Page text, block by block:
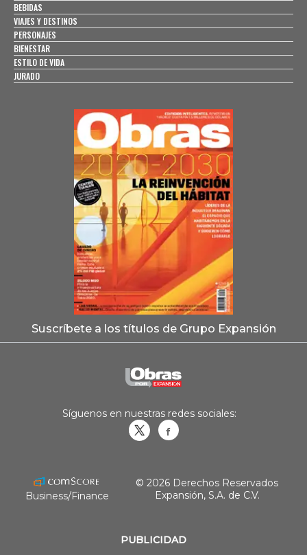
BEBIDAS
VIAJES Y DESTINOS
PERSONAJES
BIENESTAR
ESTILO DE VIDA
JURADO
Suscríbete a los títulos de Grupo Expansión
PUBLICIDAD
Síguenos en nuestras redes sociales:
Business/Finance
© 2026 Derechos Reservados
Expansión, S.A. de C.V.